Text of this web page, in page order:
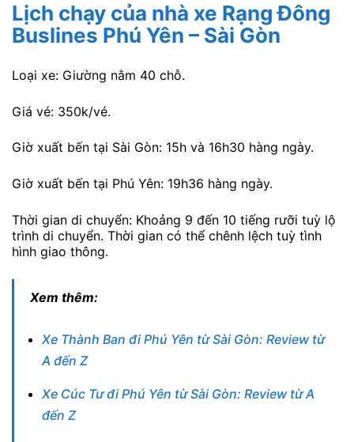
Lịch chạy của nhà xe Rạng Đông
Buslines Phú Yên – Sài Gòn
Loại xe: Giường nằm 40 chỗ.
Giá vé: 350k/vé.
Giờ xuất bến tại Sài Gòn: 15h và 16h30 hàng ngày.
Giờ xuất bến tại Phú Yên: 19h36 hàng ngày.
Thời gian di chuyển: Khoảng 9 đến 10 tiếng rưỡi tuỳ lộ
trình di chuyển. Thời gian có thể chênh lệch tuỳ tình
hình giao thông.
Xem thêm:
Xe Thành Ban đi Phú Yên từ Sài Gòn: Review từ
A đến Z
Xe Cúc Tư đi Phú Yên từ Sài Gòn: Review từ A
đến Z